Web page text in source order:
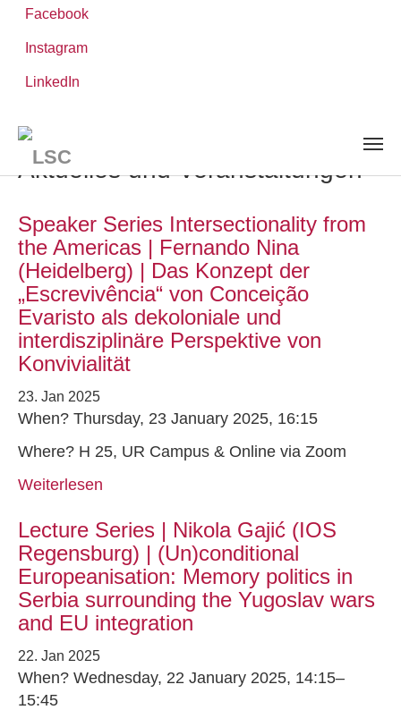
Facebook
Instagram
LinkedIn
Leibniz-WissenschaftsCampus
Aktuelles und Veranstaltungen
Speaker Series Intersectionality from
the Americas | Fernando Nina
(Heidelberg) | Das Konzept der
„Escrevivência“ von Conceição
Evaristo als dekoloniale und
interdisziplinäre Perspektive von
Konvivialität
23. Jan 2025
When? Thursday, 23 January 2025, 16:15
Where? H 25, UR Campus & Online via Zoom
Weiterlesen
Lecture Series | Nikola Gajić (IOS
Regensburg) | (Un)conditional
Europeanisation: Memory politics in
Serbia surrounding the Yugoslav wars
and EU integration
22. Jan 2025
When? Wednesday, 22 January 2025, 14:15–
15:45